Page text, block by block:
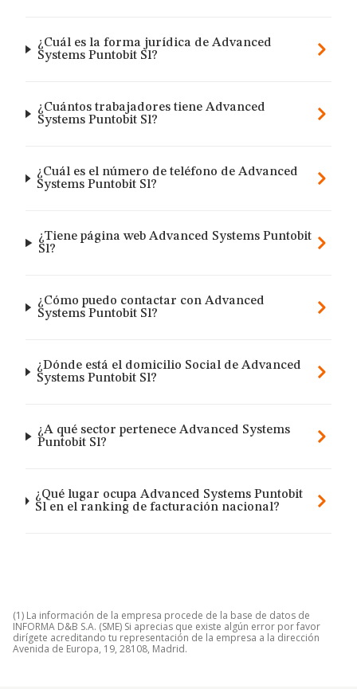
¿Cuál es la forma jurídica de Advanced
Systems Puntobit Sl?
¿Cuántos trabajadores tiene Advanced
Systems Puntobit Sl?
¿Cuál es el número de teléfono de Advanced
Systems Puntobit Sl?
¿Tiene página web Advanced Systems Puntobit
Sl?
¿Cómo puedo contactar con Advanced
Systems Puntobit Sl?
¿Dónde está el domicilio Social de Advanced
Systems Puntobit Sl?
¿A qué sector pertenece Advanced Systems
Puntobit Sl?
¿Qué lugar ocupa Advanced Systems Puntobit
Sl en el ranking de facturación nacional?
(1) La información de la empresa procede de la base de datos de
INFORMA D&B S.A. (SME) Si aprecias que existe algún error por favor
dirígete acreditando tu representación de la empresa a la dirección
Avenida de Europa, 19, 28108, Madrid.